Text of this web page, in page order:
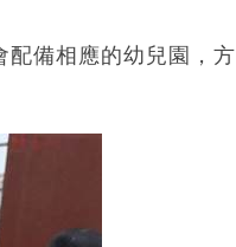
配備相應的幼兒園，方